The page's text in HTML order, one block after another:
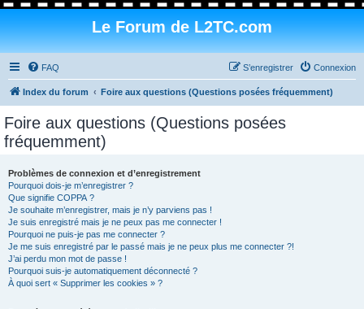
Le Forum de L2TC.com
FAQ Connexion
S’enregistrer
Index du forum Foire aux questions (Questions posées fréquemment)
Foire aux questions (Questions posées
fréquemment)
Problèmes de connexion et d’enregistrement
Pourquoi dois-je m’enregistrer ?
Que signifie COPPA ?
Je souhaite m’enregistrer, mais je n’y parviens pas !
Je suis enregistré mais je ne peux pas me connecter !
Pourquoi ne puis-je pas me connecter ?
Je me suis enregistré par le passé mais je ne peux plus me connecter ?!
J’ai perdu mon mot de passe !
Pourquoi suis-je automatiquement déconnecté ?
À quoi sert « Supprimer les cookies » ?